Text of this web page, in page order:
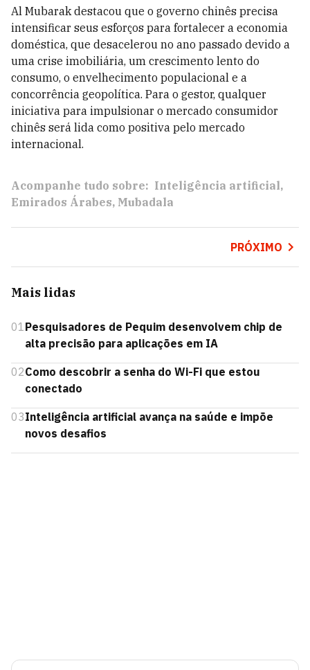
Al Mubarak destacou que o governo chinês precisa
intensificar seus esforços para fortalecer a economia
doméstica, que desacelerou no ano passado devido a
uma crise imobiliária, um crescimento lento do
consumo, o envelhecimento populacional e a
concorrência geopolítica. Para o gestor, qualquer
iniciativa para impulsionar o mercado consumidor
chinês será lida como positiva pelo mercado
internacional.
Acompanhe tudo sobre: Inteligência artificial
Emirados Árabes Mubadala
PRÓXIMO
Mais lidas
01Pesquisadores de Pequim desenvolvem chip de
alta precisão para aplicações em IA
02Como descobrir a senha do Wi-Fi que estou
conectado
03Inteligência artificial avança na saúde e impõe
novos desafios